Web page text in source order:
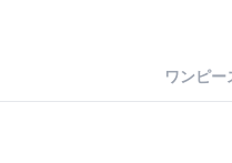
ワンピー